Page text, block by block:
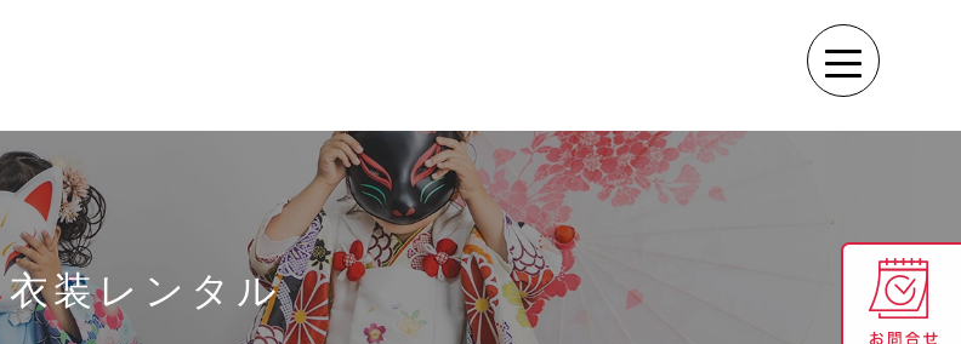
衣装レンタル